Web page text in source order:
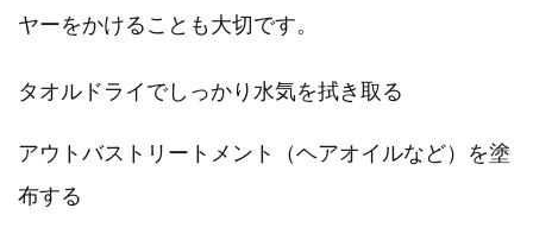
ヤーをかけることも大切です。
タオルドライでしっかり水気を拭き取る
アウトバストリートメント（ヘアオイルなど）を塗
布する